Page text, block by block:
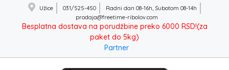
Užice 031/525-450
Radni dan 08-16h, Subotom 08-14h
prodaja@freetime-ribolov.com
Besplatna dostava na porudžbine preko 6000 RSD!(za
paket do 5kg)
Partner